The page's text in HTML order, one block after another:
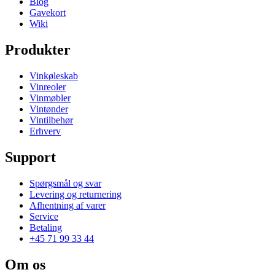
Gavekort
Wiki
Produkter
Vinkøleskab
Vinreoler
Vinmøbler
Vintønder
Vintilbehør
Erhverv
Support
Spørgsmål og svar
Levering og returnering
Afhentning af varer
Service
Betaling
+45 71 99 33 44
Om os